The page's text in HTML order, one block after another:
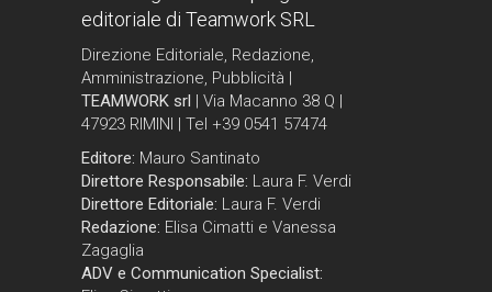
editoriale di Teamwork SRL
Direzione Editoriale, Redazione,
Amministrazione, Pubblicità |
TEAMWORK srl | Via Macanno 38 Q |
47923 RIMINI | Tel +39 0541 57474
Editore: Mauro Santinato
Direttore Responsabile: Laura F. Verdi
Direttore Editoriale: Laura F. Verdi
Redazione: Elisa Cimatti e Vanessa
Zagaglia
ADV e Communication Specialist: